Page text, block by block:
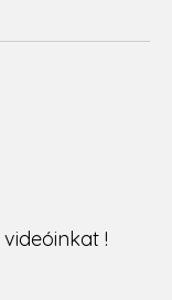
videóinkat !